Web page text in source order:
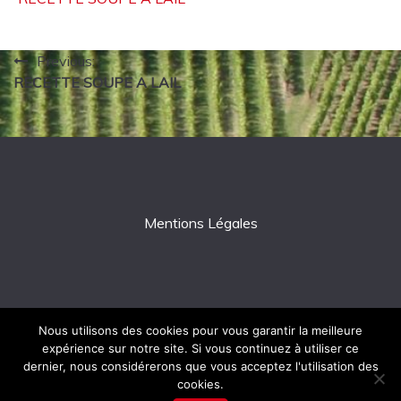
Navigation
de
l’article
Previous:
RECETTE SOUPE A LAIL
Mentions Légales
All Rights Reserved 2026.
Proudly powered by WordPress
Theme: Fairy by
Nous utilisons des cookies pour vous garantir la meilleure
expérience sur notre site. Si vous continuez à utiliser ce
dernier, nous considérerons que vous acceptez l'utilisation des
cookies.